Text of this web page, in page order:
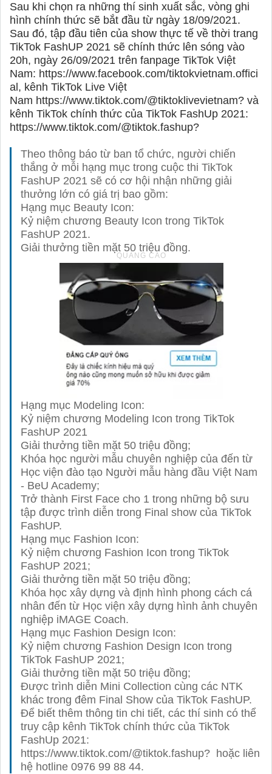
Sau khi chọn ra những thí sinh xuất sắc, vòng ghi
hình chính thức sẽ bắt đầu từ ngày 18/09/2021.
Sau đó, tập đầu tiên của show thực tế về thời trang
TikTok FashUP 2021 sẽ chính thức lên sóng vào
20h, ngày 26/09/2021 trên fanpage TikTok Việt
Nam: https://www.facebook.com/tiktokvietnam.offici
al, kênh TikTok Live Việt
Nam https://www.tiktok.com/@tiktoklivevietnam? và
kênh TikTok chính thức của TikTok FashUp 2021:
https://www.tiktok.com/@tiktok.fashup?
Theo thông báo từ ban tổ chức, người chiến
thắng ở mỗi hạng mục trong cuộc thi TikTok
FashUP 2021 sẽ có cơ hội nhận những giải
thưởng lớn có giá trị bao gồm:
Hạng mục Beauty Icon:
Kỷ niệm chương Beauty Icon trong TikTok
FashUP 2021.
Giải thưởng tiền mặt 50 triệu đồng.
Hạng mục Modeling Icon:
Kỷ niệm chương Modeling Icon trong TikTok
FashUP 2021
Giải thưởng tiền mặt 50 triệu đồng;
Khóa học người mẫu chuyên nghiệp của đến từ
Học viện đào tạo Người mẫu hàng đầu Việt Nam
- BeU Academy;
Trở thành First Face cho 1 trong những bộ sưu
tập được trình diễn trong Final show của TikTok
FashUP.
Hạng mục Fashion Icon:
Kỷ niệm chương Fashion Icon trong TikTok
FashUP 2021;
Giải thưởng tiền mặt 50 triệu đồng;
Khóa học xây dựng và định hình phong cách cá
nhân đến từ Học viện xây dựng hình ảnh chuyên
nghiệp iMAGE Coach.
Hạng mục Fashion Design Icon:
Kỷ niệm chương Fashion Design Icon trong
TikTok FashUP 2021;
Giải thưởng tiền mặt 50 triệu đồng;
Được trình diễn Mini Collection cùng các NTK
khác trong đêm Final Show của TikTok FashUP.
Để biết thêm thông tin chi tiết, các thí sinh có thể
truy cập kênh TikTok chính thức của TikTok
FashUp 2021:
https://www.tiktok.com/@tiktok.fashup? hoặc liên
hệ hotline 0976 99 88 44.